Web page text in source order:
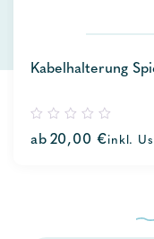
Kabelhalterung
out
ab 20,00€inkl.